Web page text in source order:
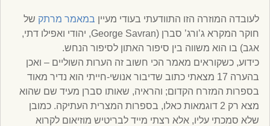
לעובדה המוזרה הזו התוודעתי בעודי מעיין במאמר מרתק של
חוקר המקרא ג’ורג’ סברן (George Savran, יהודי ואפילו דתי,
אגב) בו הוא משווה בין סיפור האתון לסיפור הנחש.
כידוע, כשקוראים מאמר הכי חשוב זה הערות השוליים – ואכן
בהערה 17 מצאתי כתוב שדיבור אנושי-חייתי הוא נדיר מאוד
בספרות המזרח הקדום; והראיה, שאותו סברן מעיד שם שהוא
מצא רק 2 דוגמאות כאלו, בספרות המצרית העתיקה. כמובן
שלא סמכתי עליו, אלא רצתי מייד לבריטיש מוזיאום לקרוא